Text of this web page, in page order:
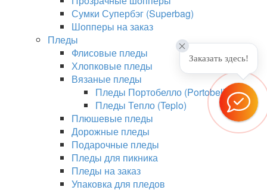
Сумки Супербэг (Superbag)
Шопперы на заказ
Пледы
Флисовые пледы
Хлопковые пледы
Вязаные пледы
Пледы Портобелло (Portobello)
Пледы Тепло (Teplo)
Плюшевые пледы
Дорожные пледы
Подарочные пледы
Пледы для пикника
Пледы на заказ
Упаковка для пледов
Заказать здесь!